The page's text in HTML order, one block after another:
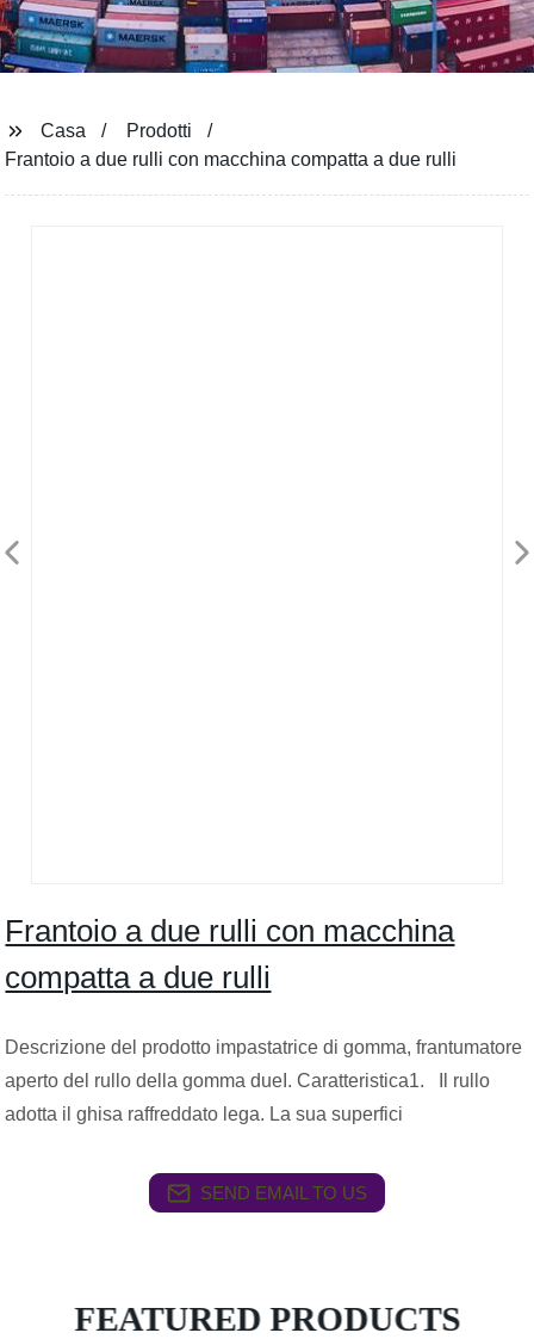
Casa
Prodotti
Frantoio a due rulli con macchina compatta a due rulli
Frantoio a due rulli con macchina
compatta a due rulli
Descrizione del prodotto impastatrice di gomma, frantumatore
aperto del rullo della gomma dueI. Caratteristica1. Il rullo
adotta il ghisa raffreddato lega. La sua superfici
SEND EMAIL TO US
FEATURED PRODUCTS